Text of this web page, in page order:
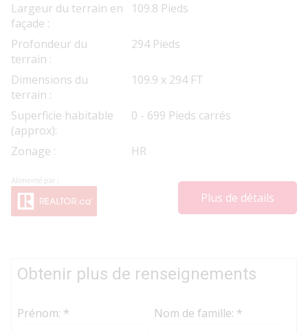
Largeur du terrain en
façade :
109.8 Pieds
Profondeur du
terrain :
294 Pieds
Dimensions du
terrain :
109.9 x 294 FT
Superficie habitable
(approx):
0 - 699 Pieds carrés
Zonage : HR
Plus de détails
Obtenir plus de renseignements
Prénom: * Nom de famille: *
uniquement destiné à l'usage privé
distribution ou utilisation du
ou en partie, est expressément
interdite. Les utilisations interdites
commerciale, le "grattage-écran", le
"grattage de bases de données" et
réorganiser ou manipuler les
produites ou affichées sur ce site